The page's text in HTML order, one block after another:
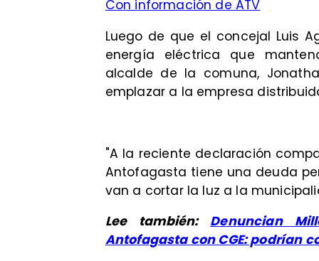
Con información de ATV
Luego de que el concejal Luis
energía eléctrica que
alcalde de la comuna,
emplazar a la empresa
"A la reciente declaración
Antofagasta tiene una deuda
van a cortar la luz a la
Lee también: Denuncian
Antofagasta con CGE: podrían